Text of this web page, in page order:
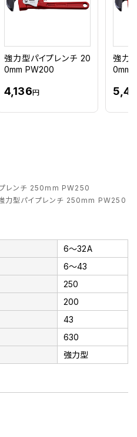
強力型パイプレンチ 20
0mm PW200
4,136円
強力
0mm
レンチ 250mm PW250
力型パイプレンチ 250mm PW250
6～32A
6～43
250
200
43
630
強力型